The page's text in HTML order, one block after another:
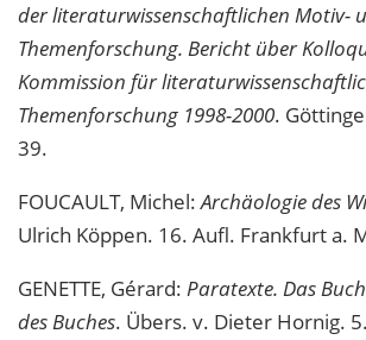
der literaturwissenschaftlichen Motiv-
Themenforschung. Bericht über
Kommission für
Themenforschung 1998-2000.
39.
FOUCAULT, Michel:Archäologie des
Ulrich Köppen. 16. Aufl. Frankfurt a.
GENETTE, Gérard: Paratexte. Das
des Buches. Übers. v. Dieter Hornig.